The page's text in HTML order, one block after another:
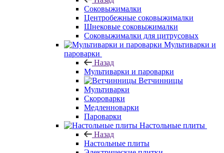
Соковыжималки
Центробежные соковыжималки
Шнековые соковыжималки
Соковыжималки для цитрусовых
Мультиварки и
пароварки
Назад
Мультиварки и пароварки
Ветчинницы
Мультиварки
Скороварки
Медленноварки
Пароварки
Настольные плиты
Назад
Настольные плиты